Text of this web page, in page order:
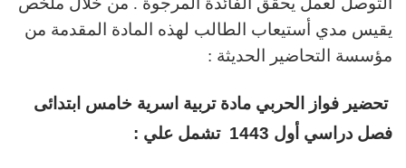
يقيس مدي أستيعاب الطالب لهذه المادة المقدمة من
مؤسسة التحاضير الحديثة :
تحضير فواز الحربي مادة تربية اسرية خامس ابتدائى
فصل دراسي أول 1443 تشمل
علي :